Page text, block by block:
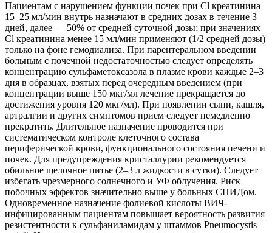
Пациентам с нарушением функции почек при Cl креатинина
15–25 мл/мин внутрь назначают в средних дозах в течение 3
дней, далее — 50% от средней суточной дозы; при значениях
Cl креатинина менее 15 мл/мин применяют (1/2 средней дозы)
только на фоне гемодиализа. При парентеральном введении
больным с почечной недостаточностью следует определять
концентрацию сульфаметоксазола в плазме крови каждые 2–3
дня в образцах, взятых перед очередным введением (при
концентрации выше 150 мкг/мл лечение прекращается до
достижения уровня 120 мкг/мл). При появлении сыпи, кашля,
артралгии и других симптомов прием следует немедленно
прекратить. Длительное назначение проводится при
систематическом контроле клеточного состава
периферической крови, функционального состояния печени и
почек. Для предупреждения кристаллурии рекомендуется
обильное щелочное питье (2–3 л жидкости в сутки). Следует
избегать чрезмерного солнечного и УФ облучения. Риск
побочных эффектов значительно выше у больных СПИДом.
Одновременное назначение фолиевой кислоты ВИЧ-
инфицированным пациентам повышает вероятность развития
резистентности к сульфаниламидам у штаммов Pneumocystis